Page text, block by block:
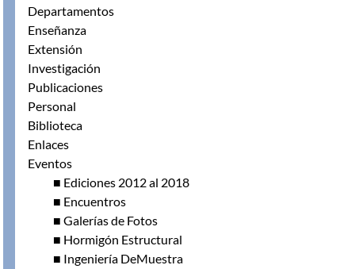
Departamentos
Enseñanza
Extensión
Investigación
Publicaciones
Personal
Biblioteca
Enlaces
Eventos
■ Ediciones 2012 al 2018
■ Encuentros
■ Galerías de Fotos
■ Hormigón Estructural
■ Ingeniería DeMuestra